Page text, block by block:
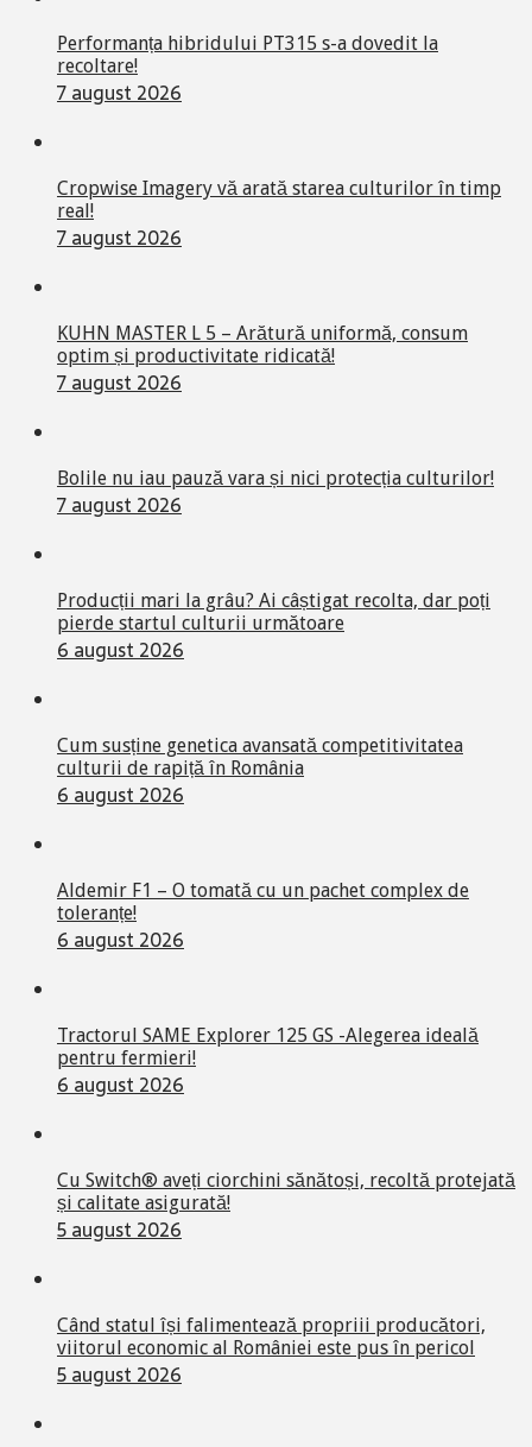
Performanța hibridului PT315 s-a dovedit la
recoltare!
7 august 2026
Cropwise Imagery vă arată starea culturilor în timp
real!
7 august 2026
KUHN MASTER L 5 – Arătură uniformă, consum
optim și productivitate ridicată!
7 august 2026
Bolile nu iau pauză vara și nici protecția culturilor!
7 august 2026
Producții mari la grâu? Ai câștigat recolta, dar poți
pierde startul culturii următoare
6 august 2026
Cum susține genetica avansată competitivitatea
culturii de rapiță în România
6 august 2026
Aldemir F1 – O tomată cu un pachet complex de
toleranțe!
6 august 2026
Tractorul SAME Explorer 125 GS -Alegerea ideală
pentru fermieri!
6 august 2026
Cu Switch® aveți ciorchini sănătoși, recoltă protejată
și calitate asigurată!
5 august 2026
Când statul își falimentează propriii producători,
viitorul economic al României este pus în pericol
5 august 2026